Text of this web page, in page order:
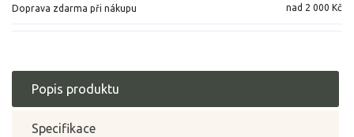
Doprava zdarma při nákupu nad 2 000 Kč
Popis produktu
Specifikace